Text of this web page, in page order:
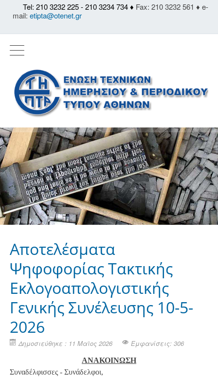
Tel: 210 3232 225 - 210 3234 734 ♦ Fax: 210 3232 561 ♦ e-
mail: etipta@otenet.gr
Αποτελέσματα
Ψηφοφορίας Τακτικής
Εκλογοαπολογιστικής
Γενικής Συνέλευσης 10-5-
2026
Δημοσιεύθηκε : 11 Μαϊος 2026 Εμφανίσεις: 306
ΑΝΑΚΟΙΝΩΣΗ
Συναδέλφισσες - Συνάδελφοι,